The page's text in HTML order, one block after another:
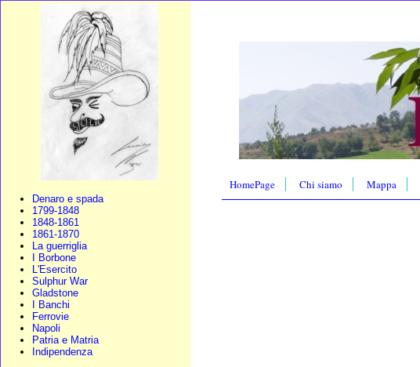
Denaro e spada
1799-1848
1848-1861
1861-1870
La guerriglia
I Borbone
L'Esercito
Sulphur War
Gladstone
I Banchi
Ferrovie
Napoli
Patria e Matria
Indipendenza
HomePage Chi siamo Mappa